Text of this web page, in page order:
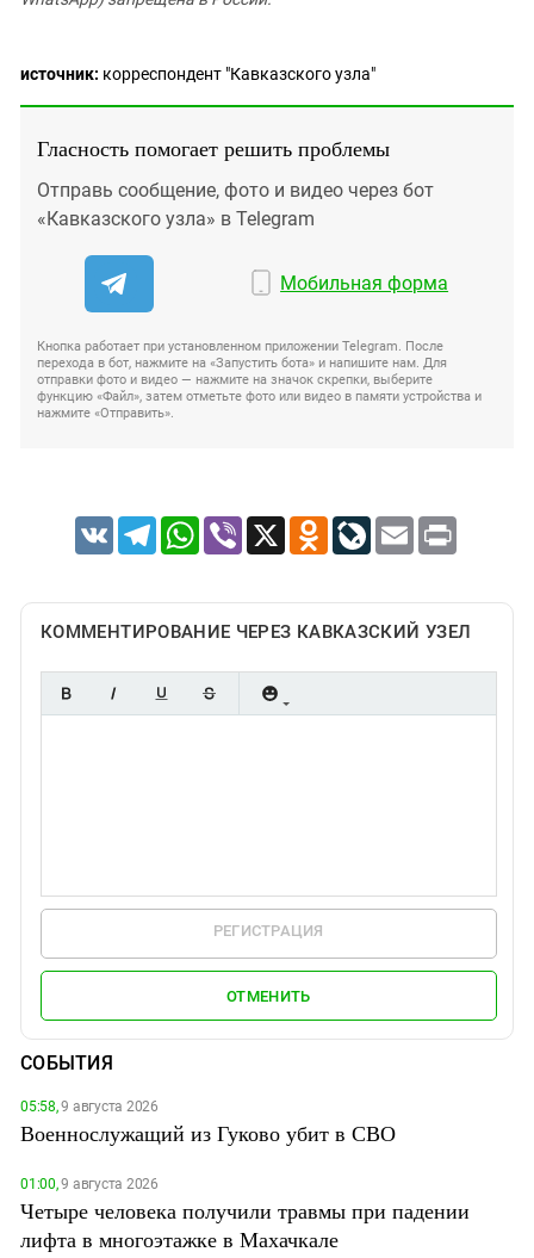
источник: корреспондент "Кавказского узла"
Гласность помогает решить проблемы
Отправь сообщение, фото и видео через бот
«Кавказского узла» в Telegram
Мобильная форма
Кнопка работает при установленном приложении Telegram. После
перехода в бот, нажмите на «Запустить бота» и напишите нам. Для
отправки фото и видео — нажмите на значок скрепки, выберите
функцию «Файл», затем отметьте фото или видео в памяти устройства и
нажмите «Отправить».
VK TelegramWhatsApp
Viber X Odnoklassniki
LiveJournal
Email Print
КОММЕНТИРОВАНИЕ ЧЕРЕЗ КАВКАЗСКИЙ УЗЕЛ
РЕГИСТРАЦИЯ
ОТМЕНИТЬ
СОБЫТИЯ
05:58,9 августа 2026
Военнослужащий из Гуково убит в СВО
01:00,9 августа 2026
Четыре человека получили травмы при падении
лифта в многоэтажке в Махачкале